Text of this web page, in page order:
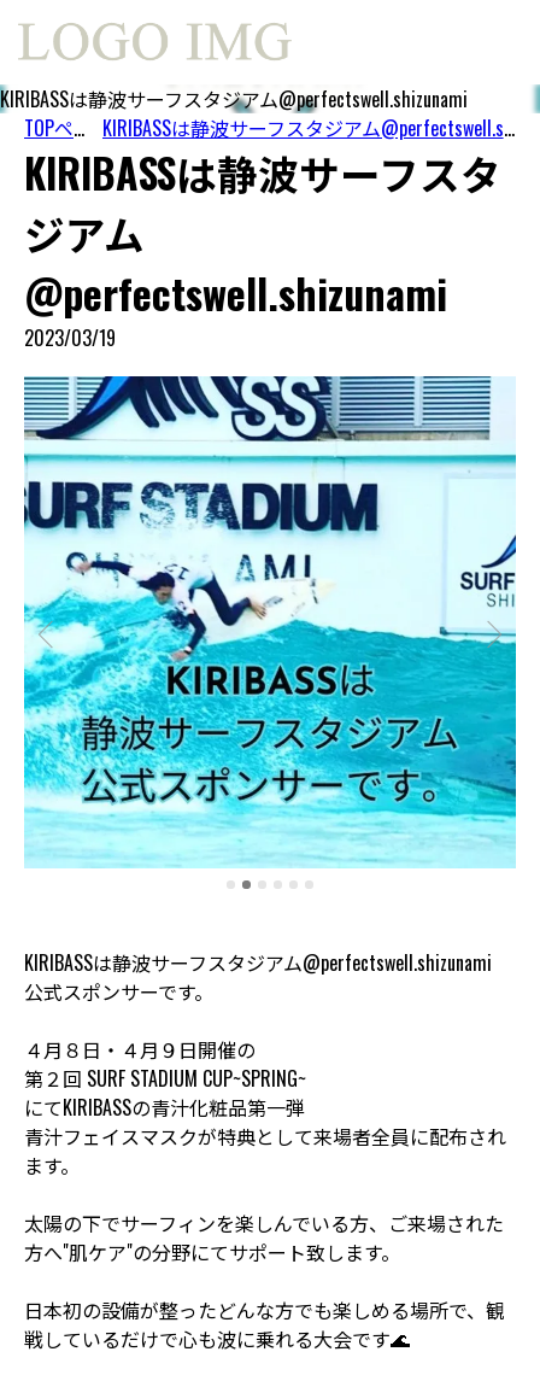
KIRIBASSは静波サーフスタジアム@perfectswell.shizunami
TOPページ
KIRIBASSは静波サーフスタジアム@perfectswell.shizunami
KIRIBASSは静波サーフスタ
ジアム
@perfectswell.shizunami
2023/03/19
KIRIBASSは静波サーフスタジアム@perfectswell.shizunami
公式スポンサーです。
４月８日・４月９日開催の
第２回 SURF STADIUM CUP~SPRING~
にてKIRIBASSの青汁化粧品第一弾
青汁フェイスマスクが特典として来場者全員に配布され
ます。
太陽の下でサーフィンを楽しんでいる方、ご来場された
方へ"肌ケア"の分野にてサポート致します。
日本初の設備が整ったどんな方でも楽しめる場所で、観
戦しているだけで心も波に乗れる大会です🌊